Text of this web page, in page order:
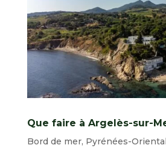
Que faire à Argelès-sur-
Bord de mer, Pyrénées-